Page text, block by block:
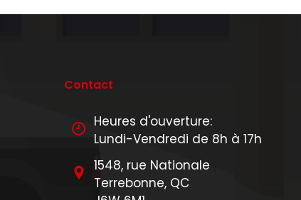
Contact
Heures d'ouverture:
Lundi-Vendredi de 8h à 17h
1548, rue Nationale
Terrebonne, QC